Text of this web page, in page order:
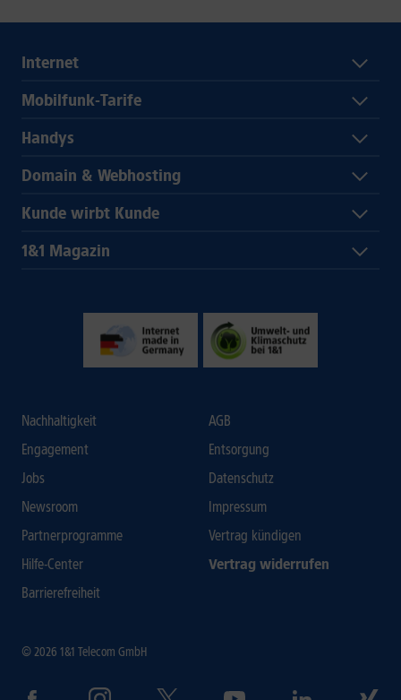
Internet
Mobilfunk-Tarife
Handys
Domain & Webhosting
Kunde wirbt Kunde
1&1 Magazin
Nachhaltigkeit
Engagement
Jobs
Newsroom
Partnerprogramme
Hilfe-Center
Barrierefreiheit
AGB
Entsorgung
Datenschutz
Impressum
Vertrag kündigen
Vertrag widerrufen
© 2026 1&1 Telecom GmbH